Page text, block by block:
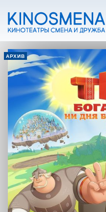
АРХИВ